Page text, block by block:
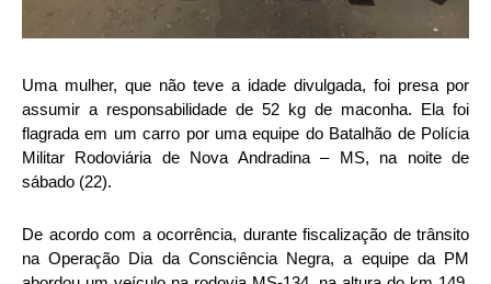
Uma mulher, que não teve a idade divulgada, foi presa por
assumir a responsabilidade de 52 kg de maconha. Ela foi
flagrada em um carro por uma equipe do Batalhão de Polícia
Militar Rodoviária de Nova Andradina – MS, na noite de
sábado (22).
De acordo com a ocorrência, durante fiscalização de trânsito
na Operação Dia da Consciência Negra, a equipe da PM